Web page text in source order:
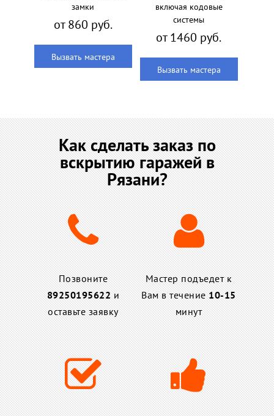
замки
от 860 руб.
Вызвать мастера
включая кодовые
системы
от 1460 руб.
Вызвать мастера
Как сделать заказ по
вскрытию гаражей в
Рязани?
Позвоните
89250195622 и
оставьте заявку
Мастер подъедет к
Вам в течение10-15
минут